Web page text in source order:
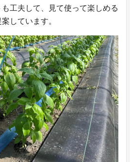
工夫して、見て使って楽しめる
しています。